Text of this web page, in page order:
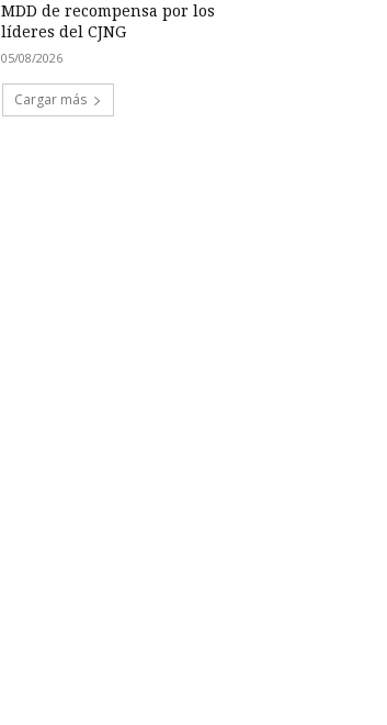
MDD de recompensa por los
líderes del CJNG
05/08/2026
Cargar más